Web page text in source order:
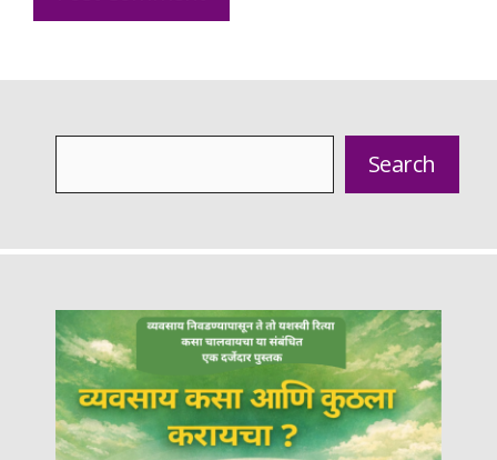
Search